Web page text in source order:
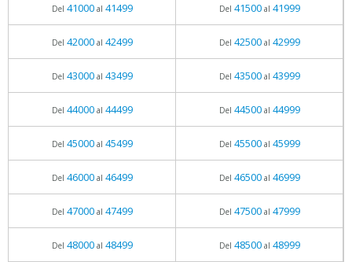
Del 41000al 41499 Del 41500al 41999
Del 42000al 42499 Del 42500al 42999
Del 43000al 43499 Del 43500al 43999
Del 44000al 44499 Del 44500al 44999
Del 45000al 45499 Del 45500al 45999
Del 46000al 46499 Del 46500al 46999
Del 47000al 47499 Del 47500al 47999
Del 48000al 48499 Del 48500al 48999